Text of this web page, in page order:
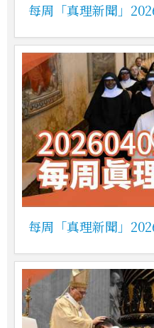
每周「真理新聞」
每周「真理新聞」